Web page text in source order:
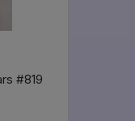
Funko Pop Grogu - Star Wars #819